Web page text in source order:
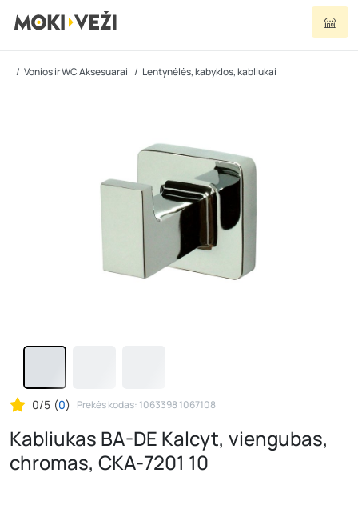
Vonios ir WC Aksesuarai Lentynėlės, kabyklos, kabliukai
0/5 (0) Prekės kodas: 1063398 1067108
Kabliukas BA-DE Kalcyt, viengubas,
chromas, CKA-7201 10